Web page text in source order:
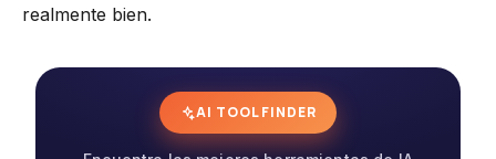
realmente bien.
AI TOOL FINDER